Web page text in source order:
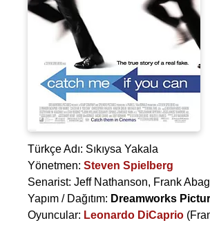
Türkçe Adı: Sıkıysa Yakala
Yönetmen: Steven Spielberg
Senarist: Jeff Nathanson, Frank
Yapım / Dağıtım: Dreamworks
Oyuncular: Leonardo DiCaprio